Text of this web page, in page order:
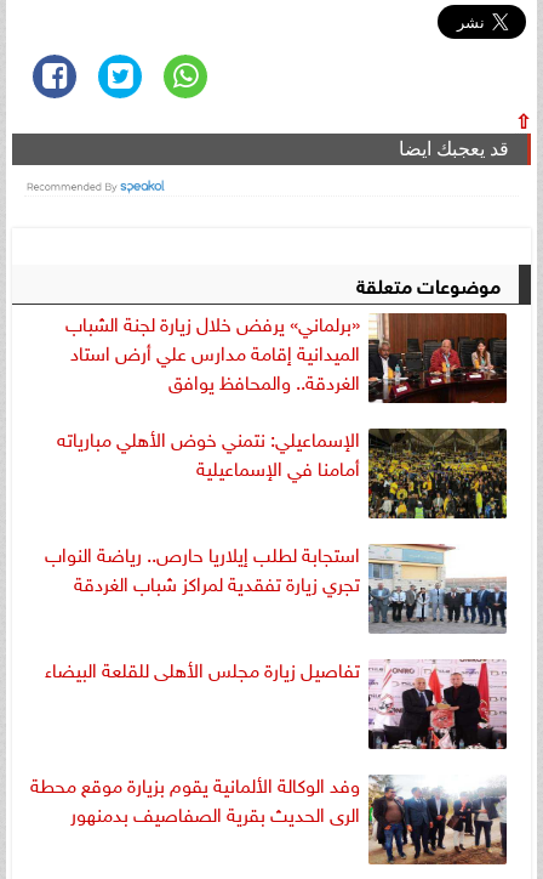
⇧
قد يعجبك ايضا
موضوعات متعلقة
«برلماني» يرفض خلال زيارة لجنة الشباب
الميدانية إقامة مدارس علي أرض استاد
الغردقة.. والمحافظ يوافق
الإسماعيلي: نتمني خوض الأهلي مبارياته
أمامنا في الإسماعيلية
استجابة لطلب إيلاريا حارص.. رياضة النواب
تجري زيارة تفقدية لمراكز شباب الغردقة
تفاصيل زيارة مجلس الأهلى للقلعة البيضاء
وفد الوكالة الألمانية يقوم بزيارة موقع محطة
الرى الحديث بقرية الصفاصيف بدمنهور